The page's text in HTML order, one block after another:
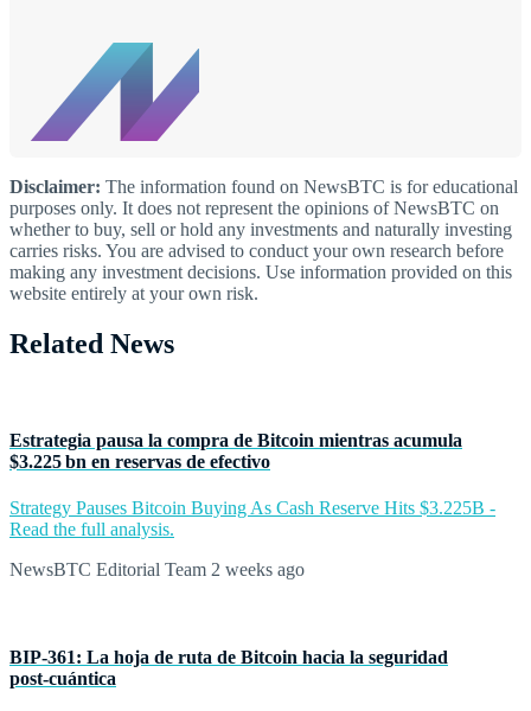
Disclaimer: The information found on NewsBTC is for educational
purposes only. It does not represent the opinions of NewsBTC on
whether to buy, sell or hold any investments and naturally investing
carries risks. You are advised to conduct your own research before
making any investment decisions. Use information provided on this
website entirely at your own risk.
Related News
Estrategia pausa la compra de Bitcoin mientras acumula
$3.225 bn en reservas de efectivo
Strategy Pauses Bitcoin Buying As Cash Reserve Hits $3.225B -
Read the full analysis.
NewsBTC Editorial Team 2 weeks ago
BIP‑361: La hoja de ruta de Bitcoin hacia la seguridad
post‑cuántica